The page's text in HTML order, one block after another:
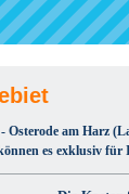
Osterode am Harz
es exklusiv